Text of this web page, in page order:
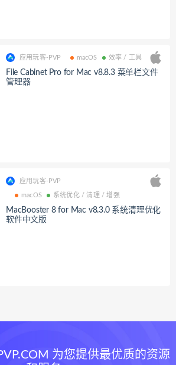
应用玩客-PVP macOS 效率 / 工具
File Cabinet Pro for Mac v8.8.3 菜单栏文件
管理器
应用玩客-PVP
macOS 系统优化 / 清理 / 增强
MacBooster 8 for Mac v8.3.0 系统清理优化
软件中文版
为您提供最优质的资源